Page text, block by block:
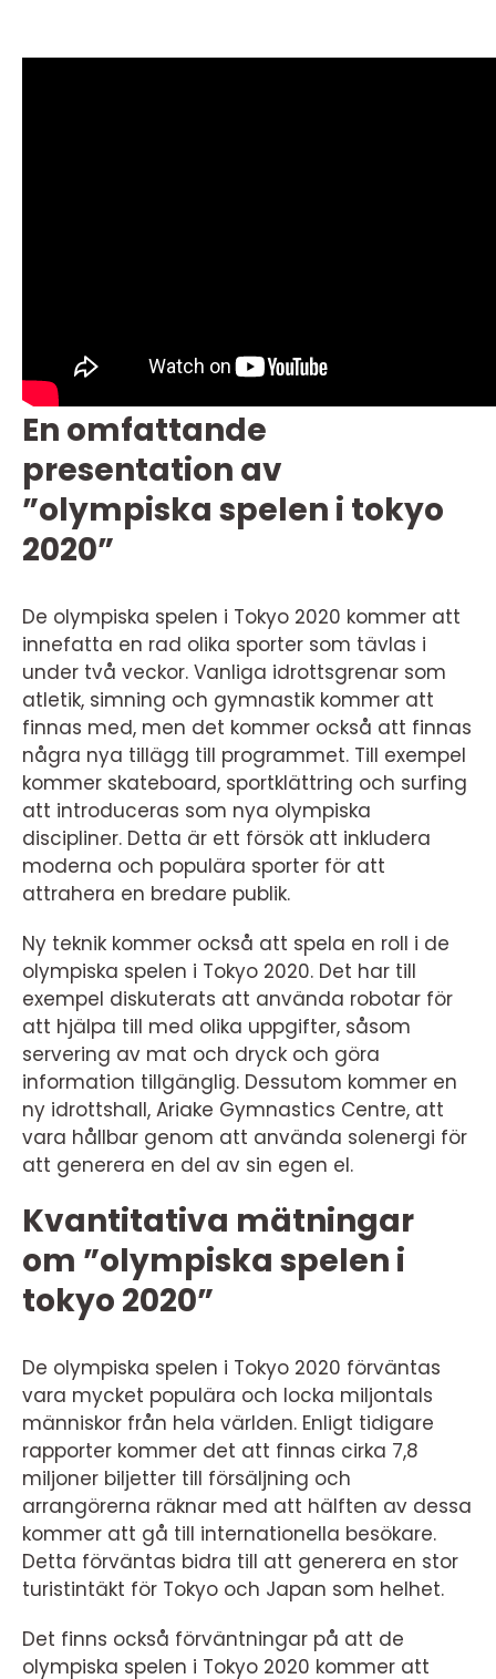
En omfattande
presentation av
”olympiska spelen i tokyo
2020”
De olympiska spelen i Tokyo 2020 kommer att
innefatta en rad olika sporter som tävlas i
under två veckor. Vanliga idrottsgrenar som
atletik, simning och gymnastik kommer att
finnas med, men det kommer också att finnas
några nya tillägg till programmet. Till exempel
kommer skateboard, sportklättring och surfing
att introduceras som nya olympiska
discipliner. Detta är ett försök att inkludera
moderna och populära sporter för att
attrahera en bredare publik.
Ny teknik kommer också att spela en roll i de
olympiska spelen i Tokyo 2020. Det har till
exempel diskuterats att använda robotar för
att hjälpa till med olika uppgifter, såsom
servering av mat och dryck och göra
information tillgänglig. Dessutom kommer en
ny idrottshall, Ariake Gymnastics Centre, att
vara hållbar genom att använda solenergi för
att generera en del av sin egen el.
Kvantitativa mätningar
om ”olympiska spelen i
tokyo 2020”
De olympiska spelen i Tokyo 2020 förväntas
vara mycket populära och locka miljontals
människor från hela världen. Enligt tidigare
rapporter kommer det att finnas cirka 7,8
miljoner biljetter till försäljning och
arrangörerna räknar med att hälften av dessa
kommer att gå till internationella besökare.
Detta förväntas bidra till att generera en stor
turistintäkt för Tokyo och Japan som helhet.
Det finns också förväntningar på att de
olympiska spelen i Tokyo 2020 kommer att